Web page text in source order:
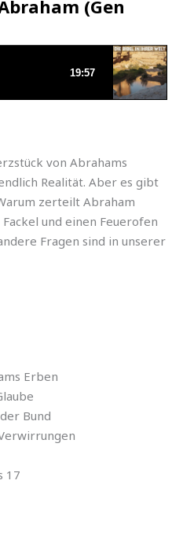
(Gen
von Abrahams
Realität. Aber es gibt
zerteilt Abraham
und einen Feuerofen
Fragen sind in unserer
Erben
Bund
17